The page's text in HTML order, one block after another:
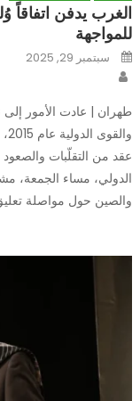
الغرب يدفن اتفاقاً
للمواجهة
Posted
onسبتمبر 29, 2025
طهران | عادت الأمور إلى
عقد من التقلّبات
الدولي، مساء الجمعة،
والصين حول مواصلة